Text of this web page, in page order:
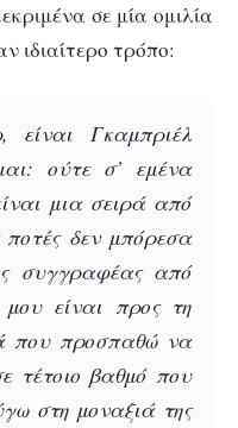
σε μία ομιλία
ιδιαίτερο τρόπο:
είναι Γκαμπριέλ
ούτε σ’ εμένα
μια σειρά από
ποτές δεν μπόρεσα
συγγραφέας από
μου είναι προς τη
που προσπαθώ να
τέτοιο βαθμό που
στη μοναξιά της